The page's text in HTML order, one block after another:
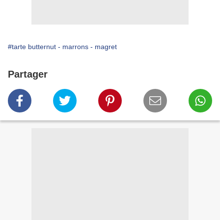
#tarte butternut - marrons - magret
Partager